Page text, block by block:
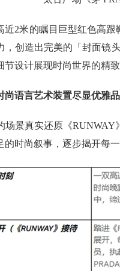
近2米的瞩目巨型红色高
，创造出完美的「封面镜
节设计展现时尚世界的精
尚语言艺术装置尽显优雅
场景真实还原《
的时尚叙事，逐步揭开每一